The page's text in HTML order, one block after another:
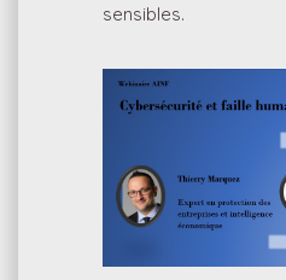
sensibles.